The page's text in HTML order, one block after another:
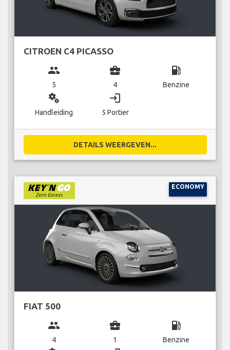
CITROEN C4 PICASSO
group
5
business_center
4
local_gas_station
Benzine
miscellaneous_services
Handleiding
login
5 Portier
DETAILS WEERGEVEN...
ECONOMY
FIAT 500
group
4
business_center
1
local_gas_station
Benzine